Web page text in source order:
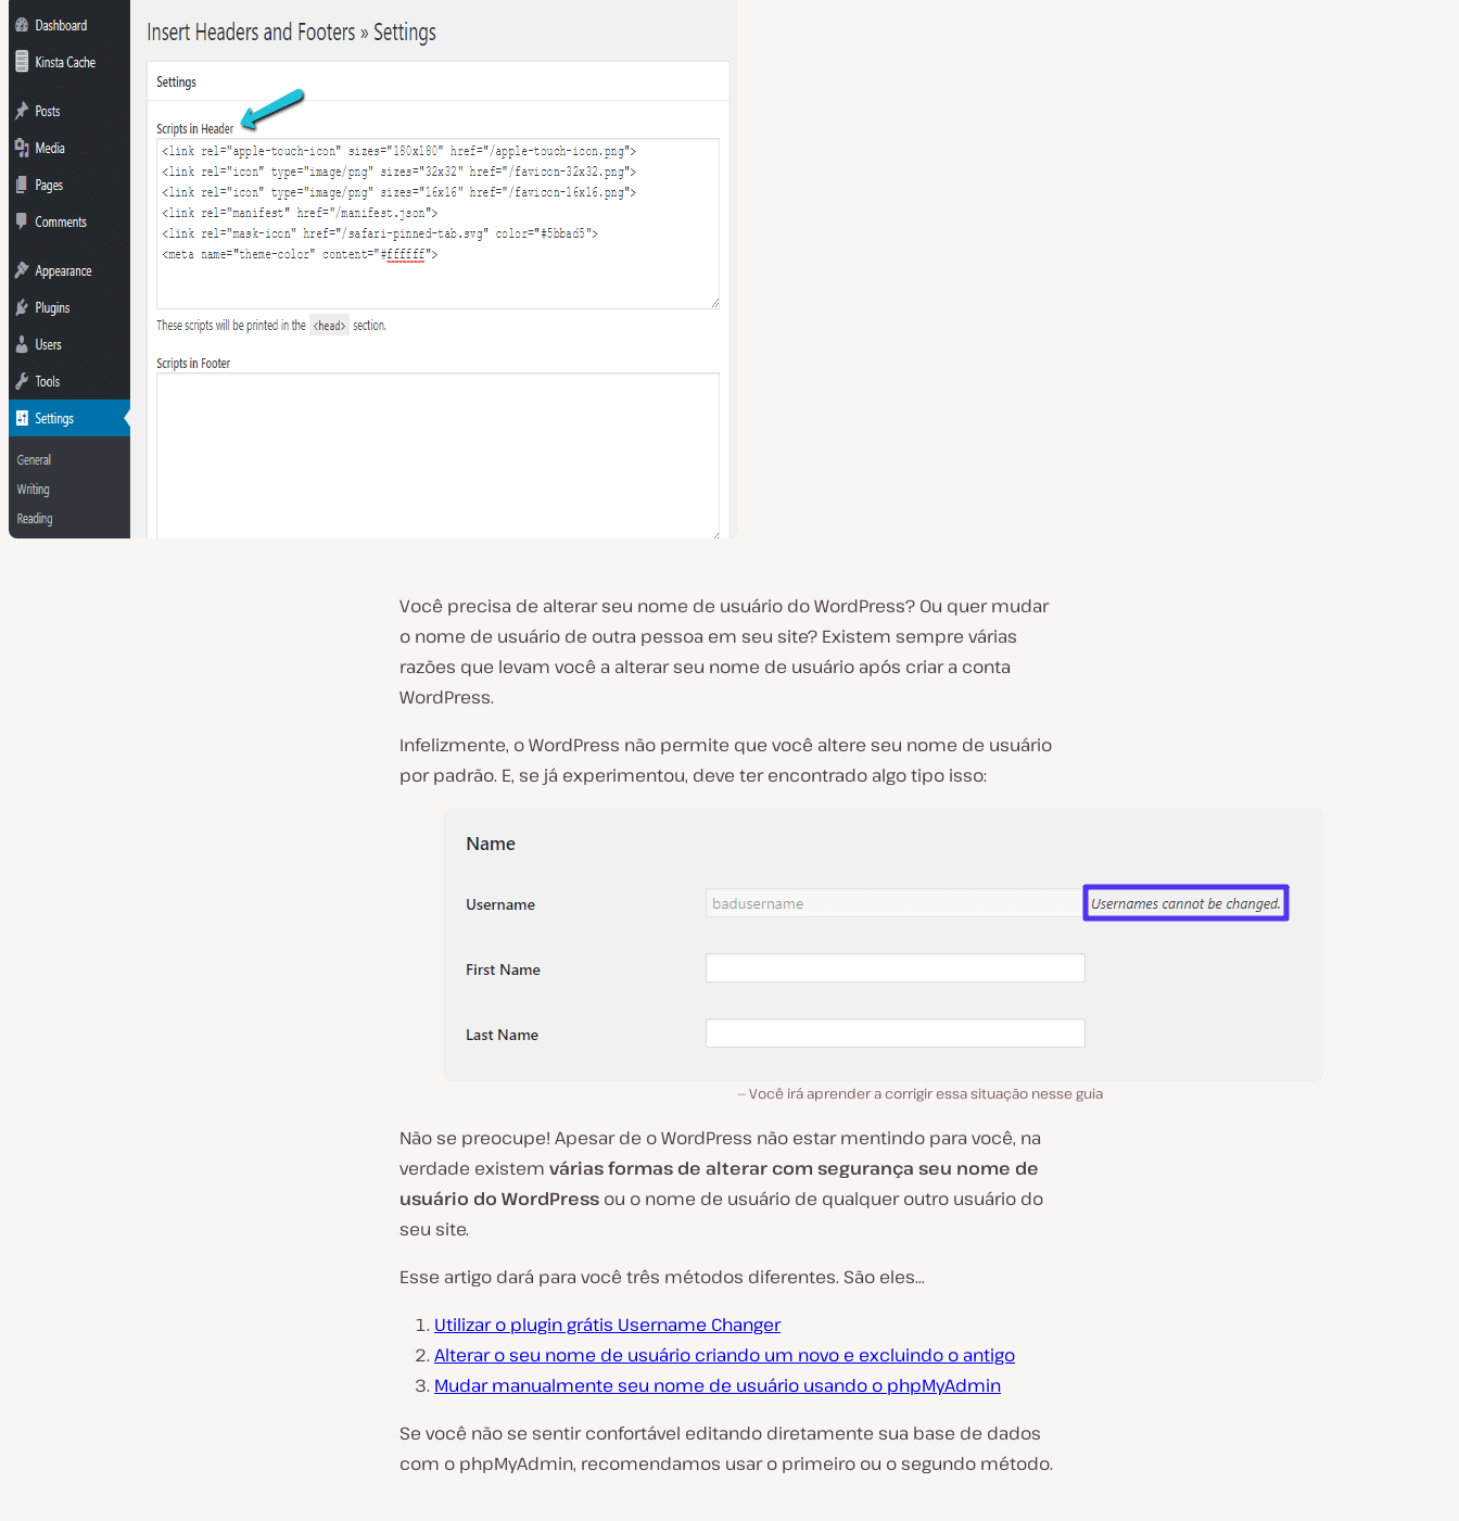
Você precisa de alterar seu nome de usuário do WordPress? Ou quer mudar
o nome de usuário de outra pessoa em seu site? Existem sempre várias
razões que levam você a alterar seu nome de usuário após criar a conta
WordPress.
Infelizmente, o WordPress não permite que você altere seu nome de usuário
por padrão. E, se já experimentou, deve ter encontrado algo tipo isso:
Você irá aprender a corrigir essa situação nesse guia
Não se preocupe! Apesar de o WordPress não estar mentindo para você, na
verdade existem várias formas de alterar com segurança seu nome de
usuário do WordPress ou o nome de usuário de qualquer outro usuário do
seu site.
Esse artigo dará para você três métodos diferentes. São eles…
Utilizar o plugin grátis Username Changer
Alterar o seu nome de usuário criando um novo e excluindo o antigo
Mudar manualmente seu nome de usuário usando o phpMyAdmin
Se você não se sentir confortável editando diretamente sua base de dados
com o phpMyAdmin, recomendamos usar o primeiro ou o segundo método.